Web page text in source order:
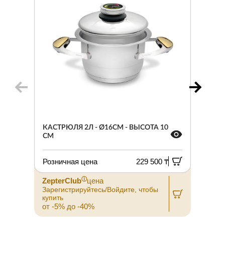
КАСТРЮЛЯ 2Л - Ø16СМ - ВЫСОТА 10
СМ
Розничная цена 229 500 ₸
ZepterClubⓘцена
Зарегистрируйтесь/Войдите, чтобы
купить
от -5% до -40%